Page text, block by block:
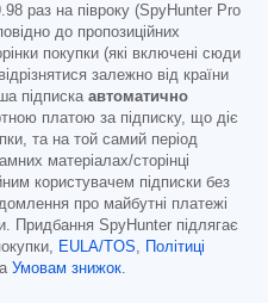
раз на півроку (SpyHunter Pro
до пропозиційних
покупки (які включені сюди
залежно від країни
підписка автоматично
платою за підписку, що діє
та на той самий період
матеріалах/сторінці
користувачем підписки без
про майбутні платежі
Придбання SpyHunter підлягає
EULA/TOS,
Політиці
Умовам знижок.